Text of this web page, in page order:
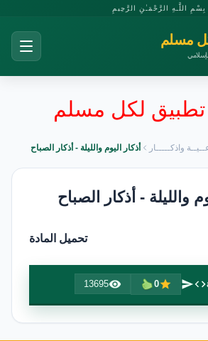
بِسْمِ اللَّـهِ الرَّحْمَـٰنِ الرَّحِيمِ
مسلم
لكل مسلم
واذكـــــار أذكار اليوم والليلة - أذكار الصباح
والليلة - أذكار الصباح
تحميل المادة
0
13695